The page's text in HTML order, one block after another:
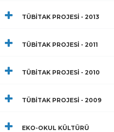
TÜBİTAK PROJESİ - 2013
TÜBİTAK PROJESİ - 2011
TÜBİTAK PROJESİ - 2010
TÜBİTAK PROJESİ - 2009
EKO-OKUL KÜLTÜRÜ